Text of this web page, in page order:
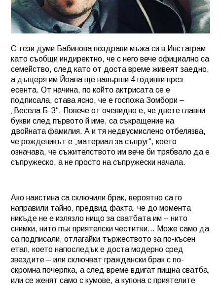
С тези думи Бабинова поздрави мъжа си в Инстаграм
като съобщи индиректно, че с него вече официално са
семейство, след като от доста време живеят заедно,
а дъщеря им Йоана ще навърши 4 годинки през
есента. От начина, по който актрисата се е
подписала, става ясно, че е госпожа Зомбори –
„Весела Б-З“. Повече от очевидно е, че двете главни
букви след първото й име, са съкращение на
двойната фамилия. А и тя недвусмислено отбелязва,
че рожденикът е „материал за съпруг“, което
означава, че съжителството им вече би трябвало да е
съпружеско, а не просто на съпружески начала.
Ако наистина са сключили брак, вероятно са го
направили тайно, предвид факта, че до момента
никъде не е излязло нищо за сватбата им – нито
снимки, нито пък приятелски честитки… Може само да
са подписали, отлагайки тържеството за по-късен
етап, което напоследък е доста модерно сред
звездите – или сключват граждански брак с по-
скромна почерпка, а след време вдигат пищна сватба,
или се женят само с кумове, а купона с приятелите